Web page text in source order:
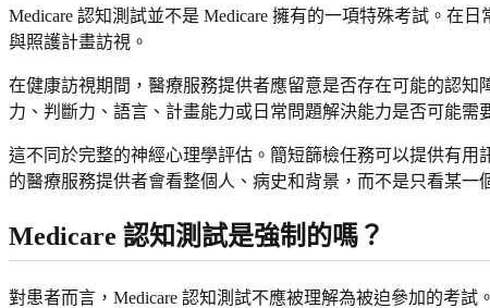
Medicare 認知測試並不是 Medicare 擁有的一項特殊考試。在
與照護計畫訪視。
在健康訪視期間，醫療服務提供者應留意是否存在可能的認
力、判斷力、語言、計畫能力或日常問題解決能力是否可能需
這不同於完整的神經心理學評估。簡短篩檢任務可以提供有
的醫療服務提供者會看整個人、病史和背景，而不是只看某一
Medicare 認知測試是強制的嗎？
對患者而言，Medicare 認知測試不應被理解為被迫參加的考